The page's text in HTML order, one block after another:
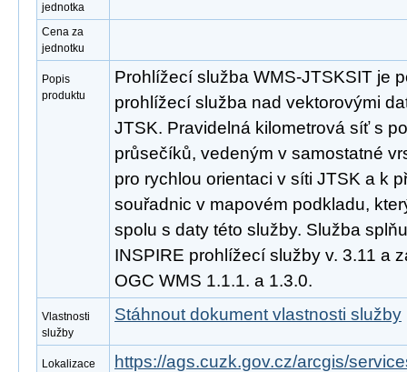
jednotka
Cena za
jednotku
Popis
produktu
Prohlížecí služba WMS-JTSKSIT je
prohlížecí služba nad vektorovými
JTSK. Pravidelná kilometrová síť s
průsečíků, vedeným v samostatné
pro rychlou orientaci v síti JTSK a k
souřadnic v mapovém podkladu,
spolu s daty této služby. Služba
INSPIRE prohlížecí služby v. 3.11 a
OGC WMS 1.1.1. a 1.3.0.
Vlastnosti
služby
Stáhnout dokument vlastnosti služby
Lokalizace
https://ags.cuzk.gov.cz/arcgis/